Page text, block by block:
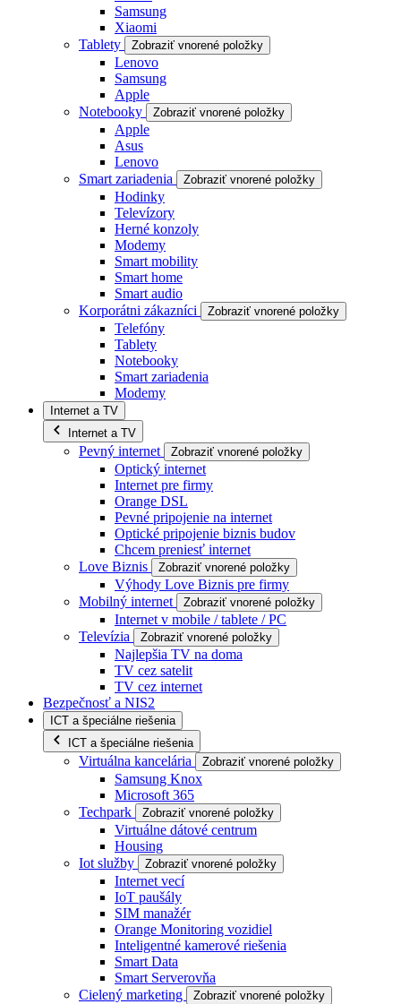
Samsung
Xiaomi
Tablety
Zobraziť vnorené položky
Lenovo
Samsung
Apple
Notebooky
Zobraziť vnorené položky
Apple
Asus
Lenovo
Smart zariadenia
Zobraziť vnorené položky
Hodinky
Televízory
Herné konzoly
Modemy
Smart mobility
Smart home
Smart audio
Korporátni zákazníci
Zobraziť vnorené položky
Telefóny
Tablety
Notebooky
Smart zariadenia
Modemy
Internet a TV
Internet a TV
Pevný internet Zobraziť vnorené položky
Optický internet
Internet pre firmy
Orange DSL
Pevné pripojenie na internet
Optické pripojenie biznis budov
Chcem preniesť internet
Love Biznis
Zobraziť vnorené položky
Výhody Love Biznis pre firmy
Mobilný internet
Zobraziť vnorené položky
Internet v mobile / tablete / PC
Televízia
Zobraziť vnorené položky
Najlepšia TV na doma
TV cez satelit
TV cez internet
Bezpečnosť a NIS2
ICT a špeciálne riešenia
ICT a špeciálne riešenia
Virtuálna kancelária Zobraziť vnorené položky
Samsung Knox
Microsoft 365
Techpark
Zobraziť vnorené položky
Virtuálne dátové centrum
Housing
Iot služby
Zobraziť vnorené položky
Internet vecí
IoT paušály
SIM manažér
Orange Monitoring vozidiel
Inteligentné kamerové riešenia
Smart Data
Smart Serverovňa
Cielený marketing
Zobraziť vnorené položky